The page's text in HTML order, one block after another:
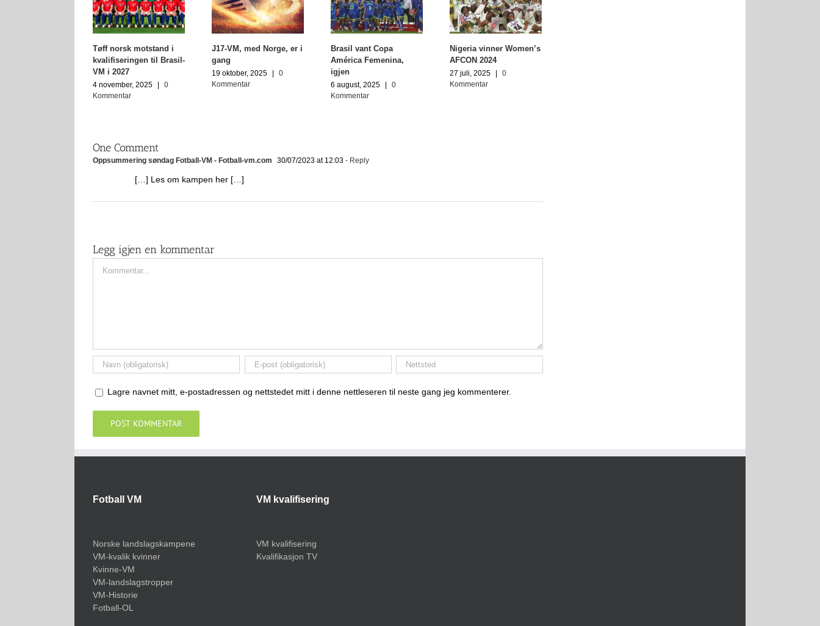
Tøff norsk motstand i
kvalifiseringen til Brasil-
VM i 2027
4 november, 2025 |
0
Kommentar
J17-VM, med Norge, er i
gang
19 oktober, 2025 |
0
Kommentar
Brasil vant Copa
América Femenina,
igjen
6 august, 2025 |
0
Kommentar
Nigeria vinner Women’s
AFCON 2024
27 juli, 2025 |
0
Kommentar
One Comment
Oppsummering søndag Fotball-VM - Fotball-vm.com 30/07/2023 at 12:03 - Reply
[…] Les om kampen her […]
Legg igjen en kommentar
Lagre navnet mitt, e-postadressen og nettstedet mitt i denne nettleseren til neste gang jeg kommenterer.
Fotball VM
Norske landslagskampene
VM-kvalik kvinner
Kvinne-VM
VM-landslagstropper
VM-Historie
Fotball-OL
VM kvalifisering
VM kvalifisering
Kvalifikasjon TV